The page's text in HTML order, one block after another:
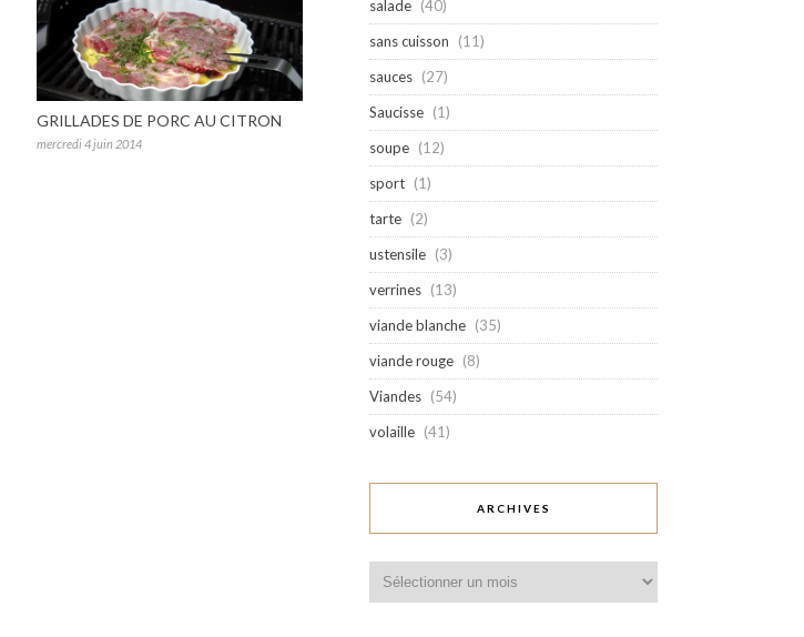
GRILLADES DE PORC AU CITRON
mercredi 4 juin 2014
salade (40)
sans cuisson
(11)
sauces (27)
Saucisse (1)
soupe (12)
sport (1)
tarte (2)
ustensile (3)
verrines (13)
viande blanche (35)
viande rouge (8)
Viandes (54)
volaille (41)
ARCHIVES